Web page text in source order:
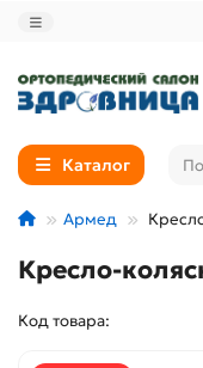
Каталог
Армед
Кресло-
Код товара: